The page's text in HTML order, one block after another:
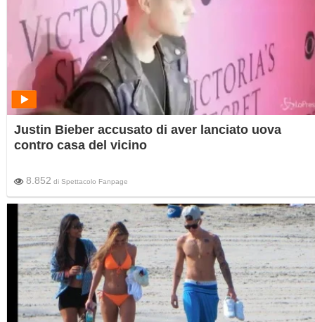
Justin Bieber accusato di aver lanciato uova
contro casa del vicino
8.852 di Spettacolo Fanpage